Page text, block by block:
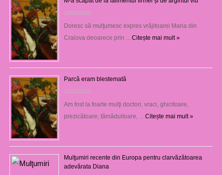
13/03/2025
Doresc să mulţumesc expres vrăjitoarei Maria din
Craiova deoarece prin … Citește mai mult »
Parcă eram blestemată
12/03/2025
Am fost la foarte mulţi doctori, vraci, ghicitoare,
prezicătoare, tămăduitoare, … Citește mai mult »
Mulţumiri recente din Europa pentru clarvăzătoarea
adevărata Diana